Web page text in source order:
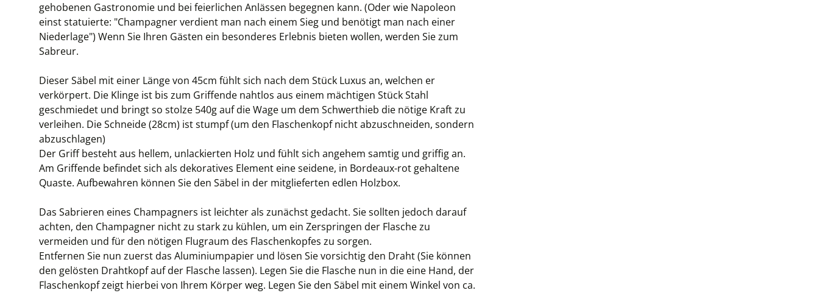
gehobenen Gastronomie und bei feierlichen Anlässen begegnen kann. (Oder wie Napoleon
einst statuierte: "Champagner verdient man nach einem Sieg und benötigt man nach einer
Niederlage") Wenn Sie Ihren Gästen ein besonderes Erlebnis bieten wollen, werden Sie zum
Sabreur.
Dieser Säbel mit einer Länge von 45cm fühlt sich nach dem Stück Luxus an, welchen er
verkörpert. Die Klinge ist bis zum Griffende nahtlos aus einem mächtigen Stück Stahl
geschmiedet und bringt so stolze 540g auf die Wage um dem Schwerthieb die nötige Kraft zu
verleihen. Die Schneide (28cm) ist stumpf (um den Flaschenkopf nicht abzuschneiden, sondern
abzuschlagen)
Der Griff besteht aus hellem, unlackierten Holz und fühlt sich angehem samtig und griffig an.
Am Griffende befindet sich als dekoratives Element eine seidene, in Bordeaux-rot gehaltene
Quaste. Aufbewahren können Sie den Säbel in der mitglieferten edlen Holzbox.
Das Sabrieren eines Champagners ist leichter als zunächst gedacht. Sie sollten jedoch darauf
achten, den Champagner nicht zu stark zu kühlen, um ein Zerspringen der Flasche zu
vermeiden und für den nötigen Flugraum des Flaschenkopfes zu sorgen.
Entfernen Sie nun zuerst das Aluminiumpapier und lösen Sie vorsichtig den Draht (Sie können
den gelösten Drahtkopf auf der Flasche lassen). Legen Sie die Flasche nun in die eine Hand, der
Flaschenkopf zeigt hierbei von Ihrem Körper weg. Legen Sie den Säbel mit einem Winkel von ca.